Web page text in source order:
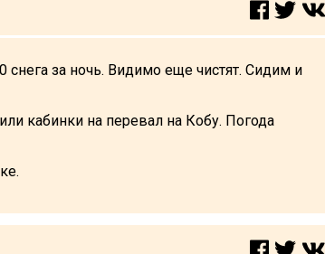
за ночь. Видимо еще чистят. Сидим и
кабинки на перевал на Кобу. Погода